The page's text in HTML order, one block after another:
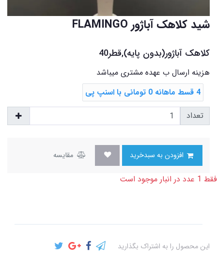
شید کلاهک آباژور FLAMINGO
کلاهک آباژور(بدون پایه),قطر40
هزینه ارسال ب عهده مشتری میباشد
4 قسط ماهانه 0 تومانی با اسنپ ‌پی
تعداد
مقایسه
فقط 1 عدد در انبار موجود است
این محصول را به اشتراک بگذارید